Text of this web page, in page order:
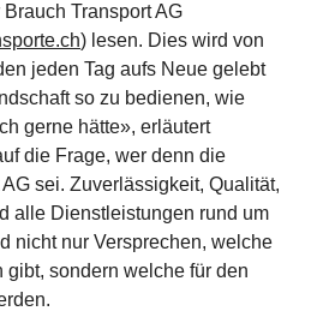
Transport AG
) lesen. Dies wird von
jeden Tag aufs Neue gelebt
so zu bedienen, wie
gerne hätte», erläutert
die Frage, wer denn die
sei. Zuverlässigkeit, Qualität,
alle Dienstleistungen rund um
nicht nur Versprechen, welche
gibt, sondern welche für den